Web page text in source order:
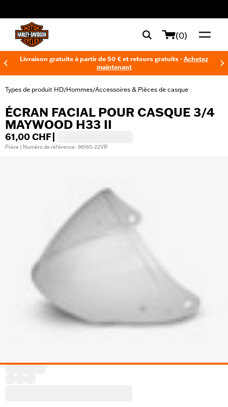
(0)
Livraison gratuite à partir de 50 € et retours gratuits - Achetez
maintenant
Types de produit HD/Hommes/Accessoires & Pièces de casque
ÉCRAN FACIAL POUR CASQUE 3/4
MAYWOOD H33 II
61,00 CHF
Pièce | Numéro de référence : 98165-22VR